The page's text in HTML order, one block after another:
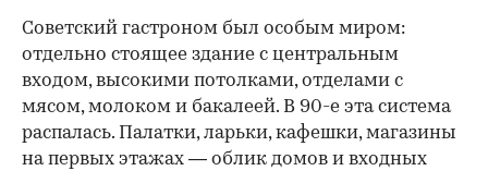
Советский гастроном был особым миром:
отдельно стоящее здание с центральным
входом, высокими потолками, отделами с
мясом, молоком и бакалеей. В 90-е эта система
распалась. Палатки, ларьки, кафешки, магазины
на первых этажах — облик домов и входных